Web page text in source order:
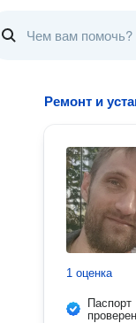
Ремонт и
1 оценка
Паспорт
проверен